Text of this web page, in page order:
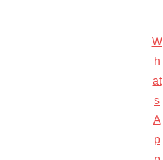
W
h
at
s
A
p